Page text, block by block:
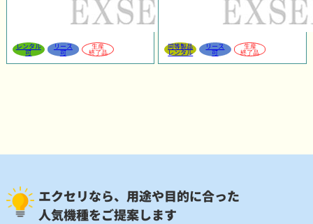
レンタル
可
リース
可
生産
終了品
同等製品
レンタル
リース
可
生産
終了品
エクセリなら、用途や目的に合った
人気機種をご提案します